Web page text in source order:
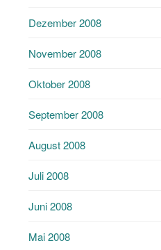
Dezember 2008
November 2008
Oktober 2008
September 2008
August 2008
Juli 2008
Juni 2008
Mai 2008